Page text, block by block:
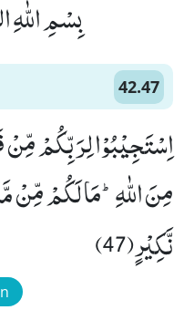
بِسْمِ
42.47
اِسْتَجِیْبُوْا لِرَبِّكُمْ مِّنْ
مِنَ اللّٰهِؕ-مَا لَكُمْ مِّنْ
نَّكِیْرٍ(47)